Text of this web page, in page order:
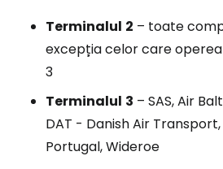
Terminalul 2 – toate
excepția celor care
3
Terminalul 3 – SAS, Air
DAT - Danish Air
Portugal, Wideroe